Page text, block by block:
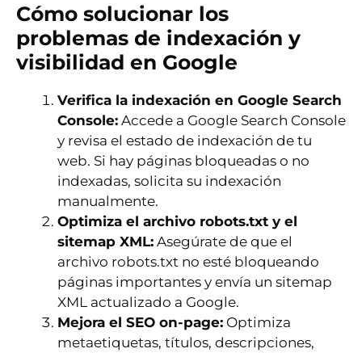
Cómo solucionar los
problemas de indexación y
visibilidad en Google
Verifica la indexación en Google Search
Console: Accede a Google Search Console
y revisa el estado de indexación de tu
web. Si hay páginas bloqueadas o no
indexadas, solicita su indexación
manualmente.
Optimiza el archivo robots.txt y el
sitemap XML: Asegúrate de que el
archivo robots.txt no esté bloqueando
páginas importantes y envía un sitemap
XML actualizado a Google.
Mejora el SEO on-page: Optimiza
metaetiquetas, títulos, descripciones,